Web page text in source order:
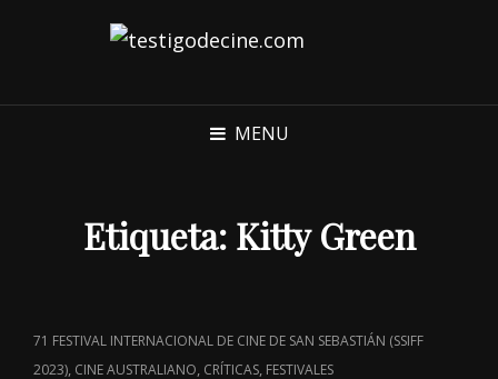
MENU
Etiqueta: Kitty Green
CAT
LINKS
71 FESTIVAL INTERNACIONAL DE CINE DE SAN SEBASTIÁN (SSIFF
2023), CINE AUSTRALIANO, CRÍTICAS, FESTIVALES